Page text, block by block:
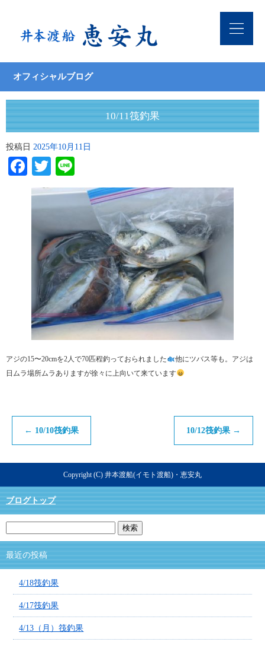
オフィシャルブログ
10/11筏釣果
投稿日 2025年10月11日
Facebook
Twitter
アジの15〜20cmを2人で70匹程釣っておられました
他にツバス等も。アジは
日ムラ場所ムラありますが徐々に上向いて来ています
← 10/10筏釣果 10/12筏釣果 →
Copyright (C) 井本渡船(イモト渡船)・恵安丸
ブログトップ
最近の投稿
4/18筏釣果
4/17筏釣果
4/13（月）筏釣果